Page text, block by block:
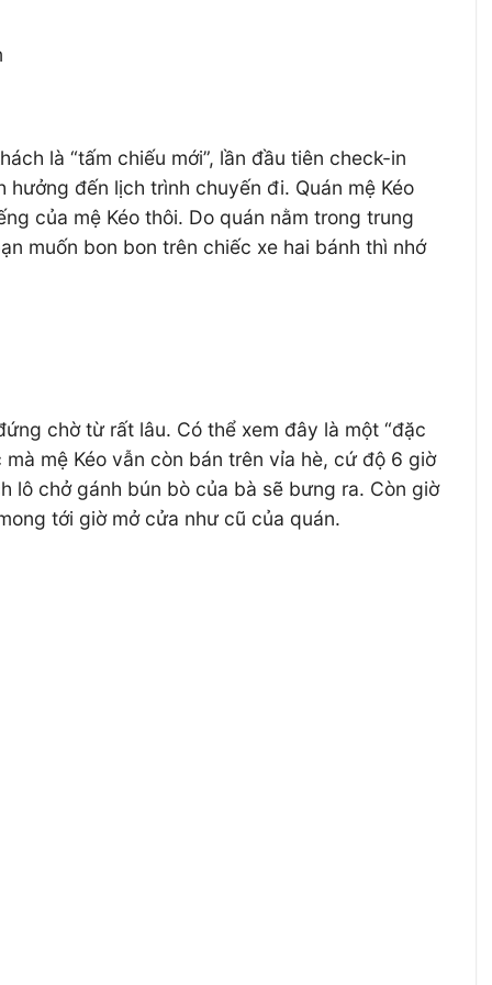
là “tấm chiếu mới”, lần đầu tiên check-in
đến lịch trình chuyến đi. Quán mệ Kéo
của mệ Kéo thôi. Do quán nằm trong trung
muốn bon bon trên chiếc xe hai bánh thì nhớ
chờ từ rất lâu. Có thể xem đây là một “đặc
mệ Kéo vẫn còn bán trên vỉa hè, cứ độ 6 giờ
lô chở gánh bún bò của bà sẽ bưng ra. Còn giờ
tới giờ mở cửa như cũ của quán.